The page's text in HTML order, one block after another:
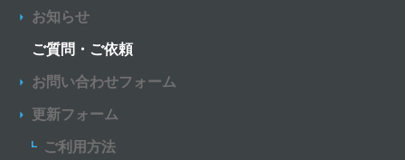
お知らせ
ご質問・ご依頼
お問い合わせフォーム
更新フォーム
ご利用方法